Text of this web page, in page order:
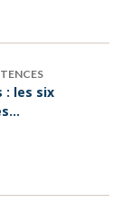
: les six